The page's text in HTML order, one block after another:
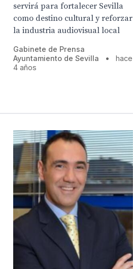
servirá para fortalecer Sevilla
como destino cultural y reforzar
la industria audiovisual local
Gabinete de Prensa
Ayuntamiento de Sevilla
•
hace
4 años